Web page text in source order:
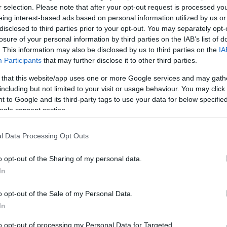
selection. Please note that after your opt-out request is processed
interest-based ads based on personal information utilized by us
to third parties prior to your opt-out. You may separately
of your personal information by third parties on the IAB’s list of
This information may also be disclosed by us to third parties on the
Participants that may further disclose it to other third parties.
that this website/app uses one or more Google services and may
but not limited to your visit or usage behaviour. You may
to Google and its third-party tags to use your data for below
consent section.
Data Processing Opt Outs
opt-out of the Sharing of my personal data.
opt-out of the Sale of my Personal Data.
opt-out of processing my Personal Data for Targeted
innsatsen. Etter å ha evaluert forsesongen, og gått
noen prioriteringer var nødvendig. En av disse var
til Geilo alene, for å kunne konsentrere meg
jeg kunne komme i best mulig form til VM.
snakke med pressen, ikke legge ut treningen
i miljøet. Min erfaring er at alle slike
for å kunne fokusere maksimalt på min egen form
for å kunne ha medaljehåp under VM.
gjort veldig mye riktig de siste dager og uker. Det
dagene før VM braker løs. Slik sett har jeg gode
trodd det skulle være mulig, men har også vært
ville gjøre det umulig å nå toppformen til VM.